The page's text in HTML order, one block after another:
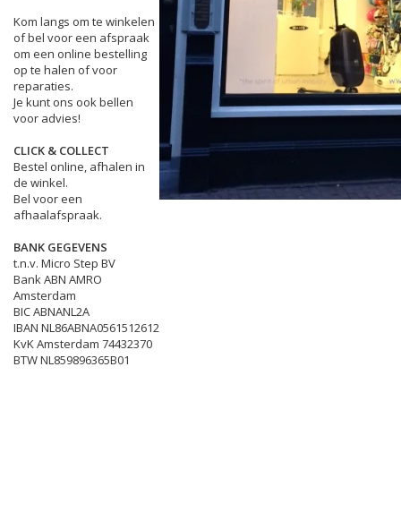
Kom langs om te winkelen
of bel voor een afspraak
om een online bestelling
op te halen of voor
reparaties.
Je kunt ons ook bellen
voor advies!
CLICK & COLLECT
Bestel online, afhalen in
de winkel.
Bel voor een
afhaalafspraak.
BANK GEGEVENS
t.n.v. Micro Step BV
Bank ABN AMRO
Amsterdam
BIC ABNANL2A
IBAN NL86ABNA0561512612
KvK Amsterdam 74432370
BTW NL859896365B01